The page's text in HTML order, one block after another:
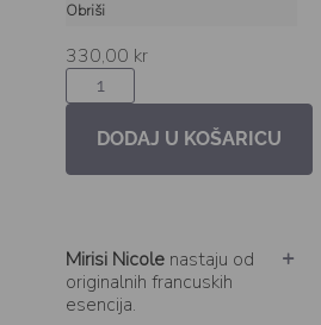
Obriši
330,00 kr
DODAJ U KOŠARICU
Mirisi Nicole nastaju od
originalnih francuskih
esencija.